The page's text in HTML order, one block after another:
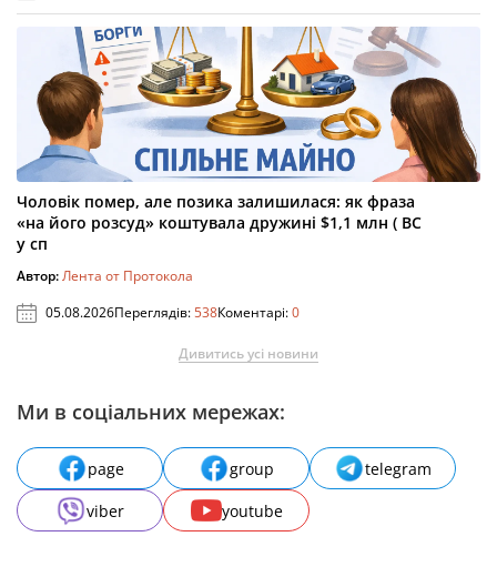
Чоловік помер, але позика залишилася: як фраза
«на його розсуд» коштувала дружині $1,1 млн ( ВС
у сп
Автор:Лента от Протокола
05.08.2026Переглядів:538Коментарі:0
Дивитись усі новини
Ми в соціальних мережах:
page group
telegram
viber
youtube